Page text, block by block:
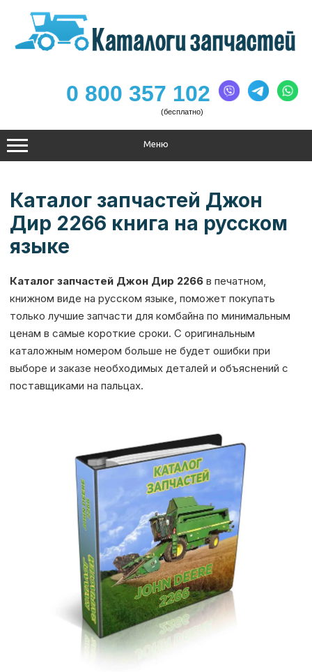
содержимому
0 800 357 102
(бесплатно)
Меню
Каталог запчастей Джон
Дир 2266 книга на русском
языке
Каталог запчастей Джон Дир 2266 в печатном,
книжном виде на русском языке, поможет покупать
только лучшие запчасти для комбайна по минимальным
ценам в самые короткие сроки. С оригинальным
каталожным номером больше не будет ошибки при
выборе и заказе необходимых деталей и объяснений с
поставщиками на пальцах.